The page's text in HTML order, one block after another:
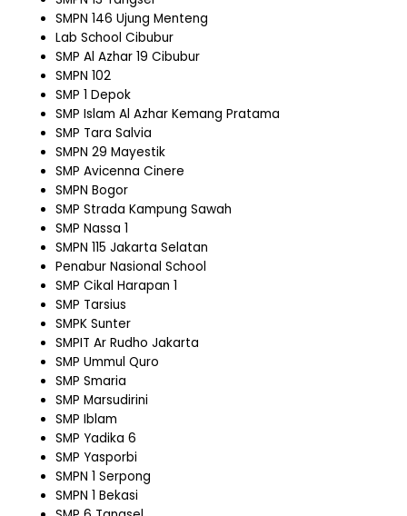
SMPN 146 Ujung Menteng
Lab School Cibubur
SMP Al Azhar 19 Cibubur
SMPN 102
SMP 1 Depok
SMP Islam Al Azhar Kemang Pratama
SMP Tara Salvia
SMPN 29 Mayestik
SMP Avicenna Cinere
SMPN Bogor
SMP Strada Kampung Sawah
SMP Nassa 1
SMPN 115 Jakarta Selatan
Penabur Nasional School
SMP Cikal Harapan 1
SMP Tarsius
SMPK Sunter
SMPIT Ar Rudho Jakarta
SMP Ummul Quro
SMP Smaria
SMP Marsudirini
SMP Iblam
SMP Yadika 6
SMP Yasporbi
SMPN 1 Serpong
SMPN 1 Bekasi